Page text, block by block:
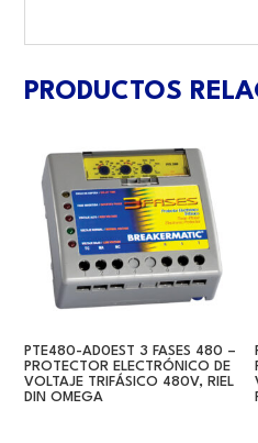
PRODUCTOS
PTE480-AD0EST 3 FASES 480 –
PROTECTOR ELECTRÓNICO DE
VOLTAJE TRIFÁSICO 480V, RIEL
DIN OMEGA